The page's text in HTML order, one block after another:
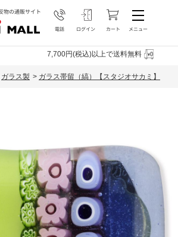
7,700円(税込)以上で送料無料
ガラス製 > ガラス帯留（縞）【スタジオサカミ】